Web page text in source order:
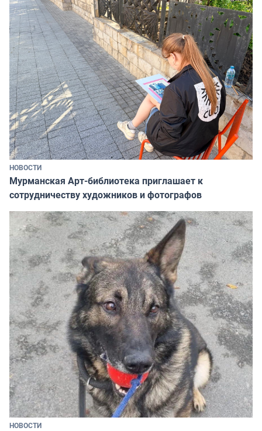
НОВОСТИ
Мурманская Арт-библиотека приглашает к
сотрудничеству художников и фотографов
НОВОСТИ